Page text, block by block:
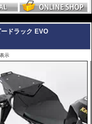
グを安定して積載可能にするU
拡張プレート)
ユニバーサルプレート
/ スピードラック EVOを設置
「Street」 / 「ROYSTER」
。但し、モデルによっては異
載がございますので、必ずご
ドラック EVO
示